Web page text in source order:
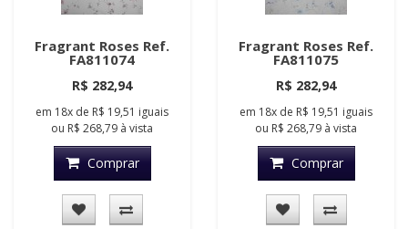
Fragrant Roses Ref.
FA811074
R$ 282,94
em 18x de R$ 19,51 iguais
ou R$ 268,79 à vista
Comprar
Fragrant Roses Ref.
FA811075
R$ 282,94
em 18x de R$ 19,51 iguais
ou R$ 268,79 à vista
Comprar